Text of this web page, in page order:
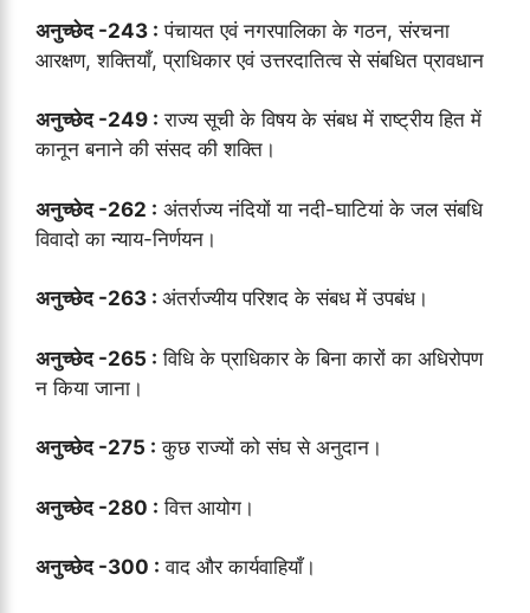
अनुच्छेद -243 : पंचायत एवं नगरपालिका के गठन, संरचना
आरक्षण, शक्तियाँ, प्राधिकार एवं उत्तरदातित्व से संबधित प्रावधान
अनुच्छेद -249 : राज्य सूची के विषय के संबध में राष्ट्रीय हित में
कानून बनाने की संसद की शक्ति।
अनुच्छेद -262 : अंतर्राज्य नंदियों या नदी-घाटियां के जल संबधि
विवादो का न्याय-निर्णयन।
अनुच्छेद -263 : अंतर्राज्यीय परिशद के संबध में उपबंध।
अनुच्छेद -265 : विधि के प्राधिकार के बिना कारों का अधिरोपण
न किया जाना।
अनुच्छेद -275 : कुछ राज्यों को संघ से अनुदान।
अनुच्छेद -280 : वित्त आयोग।
अनुच्छेद -300 : वाद और कार्यवाहियाँ।